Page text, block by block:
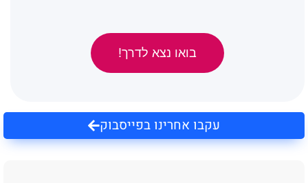
בואו נצא לדרך!
עקבו אחרינו בפייסבוק